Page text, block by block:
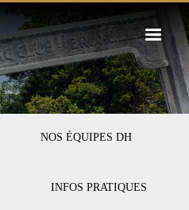
NOS ÉQUIPES DH
INFOS PRATIQUES